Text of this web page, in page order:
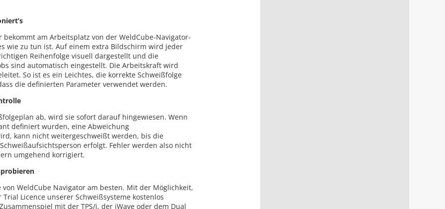
bekommt am Arbeitsplatz von der WeldCube-Navigator-
wie zu tun ist. Auf einem extra Bildschirm wird jeder
Reihenfolge visuell dargestellt und die
sind automatisch eingestellt. Die Arbeitskraft wird
So ist es ein Leichtes, die korrekte Schweißfolge
die definierten Parameter verwendet werden.
ab, wird sie sofort darauf hingewiesen. Wenn
definiert wurden, eine Abweichung
kann nicht weitergeschweißt werden, bis die
erfolgt. Fehler werden also nicht
umgehend korrigiert.
von WeldCube Navigator am besten. Mit der Möglichkeit,
Licence unserer Schweißsysteme kostenlos
mit der TPS/i, der iWave oder dem Dual